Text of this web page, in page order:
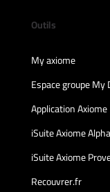
Outils
My axiome
Espace groupe
Application Axiome
iSuite Axiome Alpha
iSuite Axiome
Recouvrer.fr